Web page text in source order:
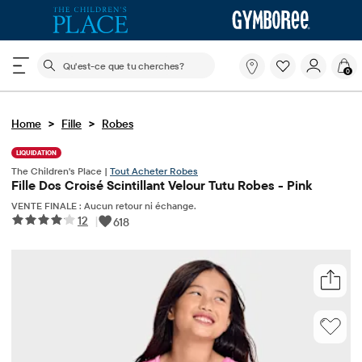
Le champ de recherche ci-dessous filtre les
Qu'est-
que
0
Home > Fille > Robes
LIQUIDATION
The Children's Place | Tout Acheter Robes
Fille Dos Croisé Scintillant Velour Tutu Robes - Pink
VENTE FINALE : Aucun retour ni échange.
12 | 618